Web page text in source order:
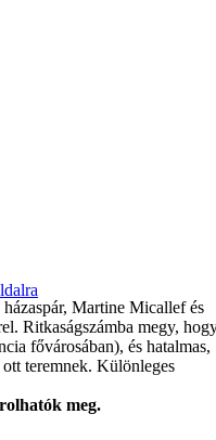
Martine Micallef és
Ritkaságszámba megy,
fővárosában), és hatalmas,
teremnek. Különleges
meg.